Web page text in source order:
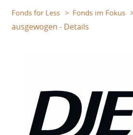
Fonds for Less Fonds im Fokus
ausgewogen - Details